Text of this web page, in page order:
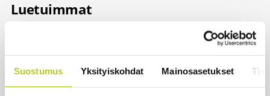
Suostumus Yksityiskohdat Mainosasetukset
Luetuimmat
Kuukausi
tai pakastitko marjat ennen myyntiä?
Verottaja vaatii osansa